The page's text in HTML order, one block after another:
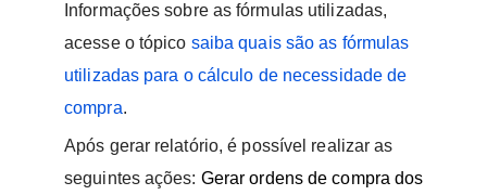
Informações sobre as fórmulas utilizadas,
acesse o tópico saiba quais são as fórmulas
utilizadas para o cálculo de necessidade de
compra.
Após gerar relatório, é possível realizar as
seguintes ações: Gerar ordens de compra dos